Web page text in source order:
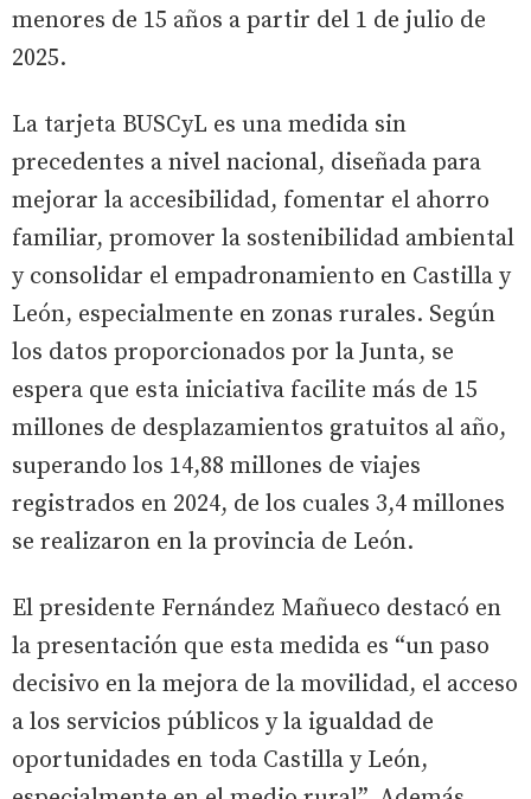
menores de 15 años a partir del 1 de julio de
2025.
La tarjeta BUSCyL es una medida sin
precedentes a nivel nacional, diseñada para
mejorar la accesibilidad, fomentar el ahorro
familiar, promover la sostenibilidad ambiental
y consolidar el empadronamiento en Castilla y
León, especialmente en zonas rurales. Según
los datos proporcionados por la Junta, se
espera que esta iniciativa facilite más de 15
millones de desplazamientos gratuitos al año,
superando los 14,88 millones de viajes
registrados en 2024, de los cuales 3,4 millones
se realizaron en la provincia de León.
El presidente Fernández Mañueco destacó en
la presentación que esta medida es “un paso
decisivo en la mejora de la movilidad, el acceso
a los servicios públicos y la igualdad de
oportunidades en toda Castilla y León,